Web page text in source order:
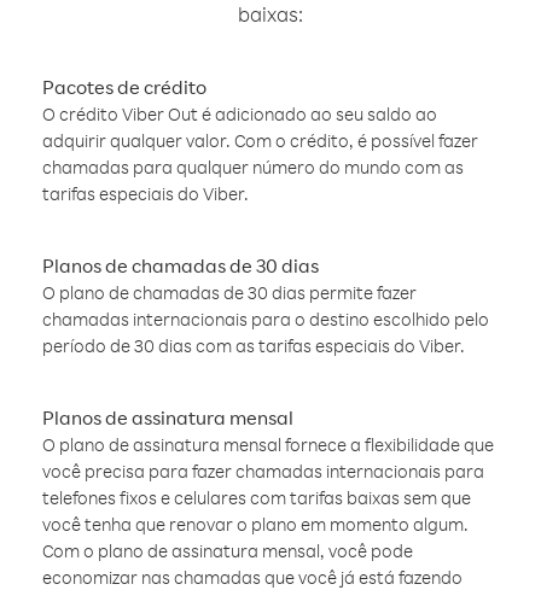
baixas:
Pacotes de crédito
O crédito Viber Out é adicionado ao seu saldo ao
adquirir qualquer valor. Com o crédito, é possível fazer
chamadas para qualquer número do mundo com as
tarifas especiais do Viber.
Planos de chamadas de 30 dias
O plano de chamadas de 30 dias permite fazer
chamadas internacionais para o destino escolhido pelo
período de 30 dias com as tarifas especiais do Viber.
Planos de assinatura mensal
O plano de assinatura mensal fornece a flexibilidade que
você precisa para fazer chamadas internacionais para
telefones fixos e celulares com tarifas baixas sem que
você tenha que renovar o plano em momento algum.
Com o plano de assinatura mensal, você pode
economizar nas chamadas que você já está fazendo